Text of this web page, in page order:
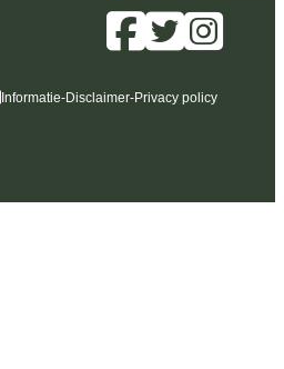
Informatie-Disclaimer-Privacy policy